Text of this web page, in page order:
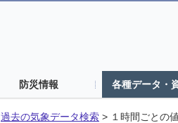
防災情報 各種データ・
過去の気象データ検索 > １時間ごとの